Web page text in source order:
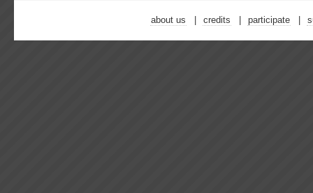
about us credits participate